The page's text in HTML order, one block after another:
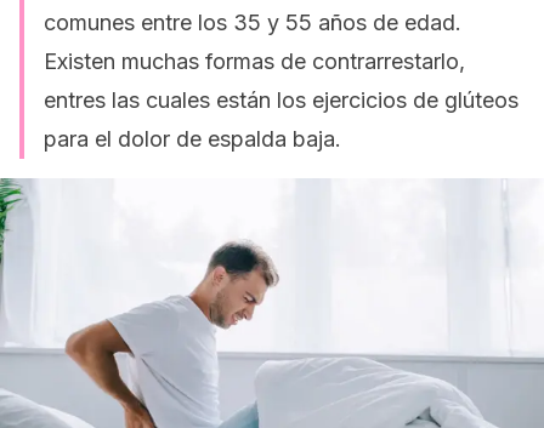
comunes entre los 35 y 55 años de edad.
Existen muchas formas de contrarrestarlo,
entres las cuales están los ejercicios de glúteos
para el dolor de espalda baja.